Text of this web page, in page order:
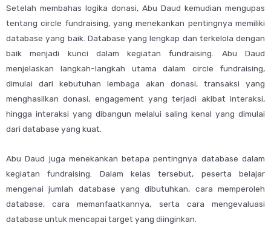
Setelah membahas logika donasi, Abu Daud kemudian mengupas
tentangcircle fundraising, yang menekankan pentingnya memiliki
database yang baik. Database yang lengkap dan terkelola dengan
baik menjadi kunci dalam kegiatan fundraising. Abu Daud
menjelaskan langkah-langkah utama dalam circle fundraising,
dimulai dari kebutuhan lembaga akan donasi, transaksi yang
menghasilkan donasi, engagement yang terjadi akibat interaksi,
hingga interaksi yang dibangun melalui saling kenal yang dimulai
dari database yang kuat.
Abu Daud juga menekankan betapa pentingnya database dalam
kegiatan fundraising. Dalam kelas tersebut, peserta belajar
mengenai jumlah database yang dibutuhkan, cara memperoleh
database, cara memanfaatkannya, serta cara mengevaluasi
database untuk mencapai target yang diinginkan.